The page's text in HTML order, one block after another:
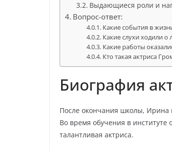
Выдающиеся роли и
Вопрос-ответ:
Какие события в
Какие слухи ходили
Какие работы
Кто такая актриса
Биография
После окончания школы, Ирина
Во время обучения в институте
талантливая актриса.